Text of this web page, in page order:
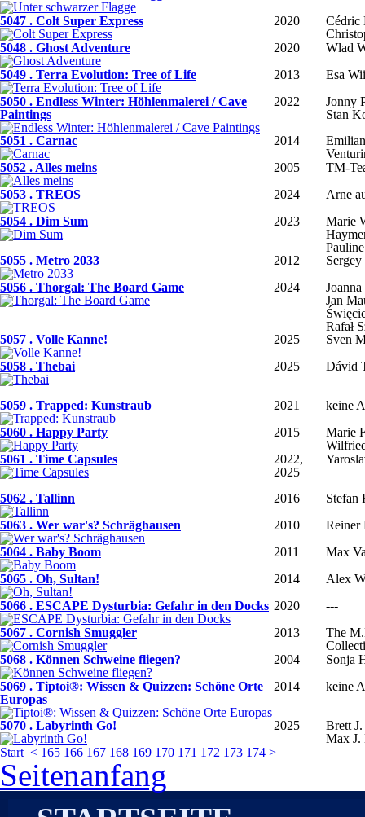
5047 . Colt Super Express
2020
Cédric
5048 . Ghost Adventure
2020
Wlad
5049 . Terra Evolution: Tree of Life
2013
Esa
5050 . Endless Winter: Höhlenmalerei / Cave
Paintings
2022
Jonny
Stan
5051 . Carnac
2014
5052 . Alles meins
2005
TM-
5053 . TREOS
2024
Arne
5054 . Dim Sum
2023
Marie
5055 . Metro 2033
2012
5056 . Thorgal: The Board Game
2024
Jan
Rafał
5057 . Volle Kanne!
2025
Sven
5058 . Thebai
2025 Dávid
5059 . Trapped: Kunstraub 2021
keine
5060 . Happy Party
2015
Marie
5061 . Time Capsules
2022,
2025
5062 . Tallinn 2016
Stefan
5063 . Wer war's? Schräghausen
2010
Reiner
5064 . Baby Boom
2011
Max
5065 . Oh, Sultan!
2014
Alex
5066 . ESCAPE Dysturbia: Gefahr in den Docks 2020
---
5067 . Cornish Smuggler
2013
The
5068 . Können Schweine fliegen?
2004
Sonja
5069 . Tiptoi®: Wissen & Quizzen: Schöne Orte
Europas
2014 keine
5070 . Labyrinth Go! 2025
Brett
Max J.
Start < 165 166 167 168 169 170 171 172 173 174 >
Seitenanfang